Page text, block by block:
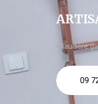
chaudière
09